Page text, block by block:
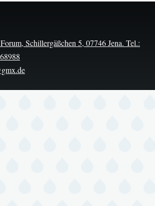
Schillergäßchen 5, 07746 Jena. Tel.: